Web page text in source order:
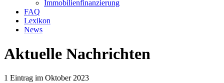
Immobilienfinanzierung
FAQ
Lexikon
News
Aktuelle Nachrichten
1 Eintrag im Oktober 2023